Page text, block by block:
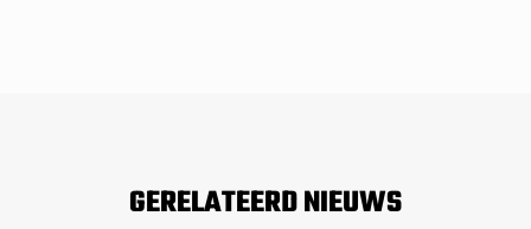
GERELATEERD NIEUWS